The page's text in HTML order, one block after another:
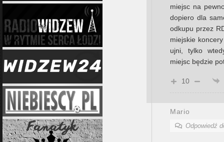
miejsc na
dopiero dla
odkupu przez
miejskie
ujni, tylko
miejsc będzie
10
Mario
Odpowiedź